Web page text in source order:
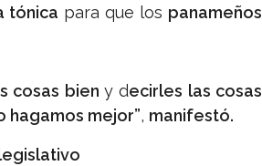
tónica para que los panameños
cosas bieny decirles las cosas
hagamos mejor”, manifestó.